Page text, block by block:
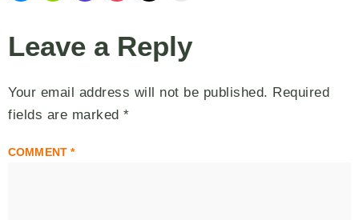
Leave a Reply
Your email address will not be published. Required
fields are marked *
COMMENT*